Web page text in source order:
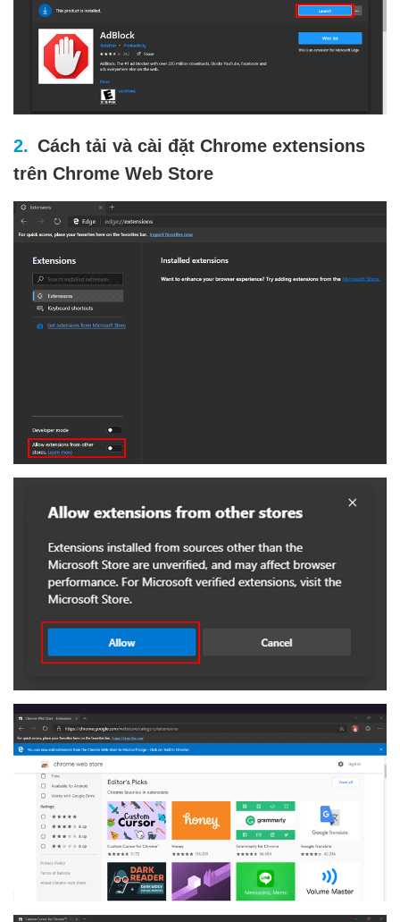
Cách tải và cài đặt Chrome extensions
trên Chrome Web Store